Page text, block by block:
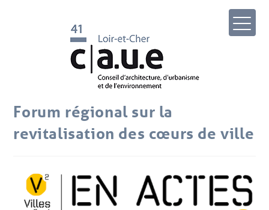
Forum régional sur la
revitalisation des cœurs de ville